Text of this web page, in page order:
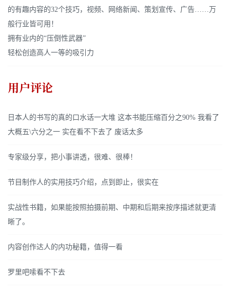
的有趣内容的32个技巧，视频、网络新闻、策划宣传、广告……万
般行业皆可用！
拥有业内的“压倒性武器”
轻松创造高人一等的吸引力
用户评论
日本人的书写的真的口水话一大堆 这本书能压缩百分之90% 我看了
大概五\六分之一 实在看不下去了 废话太多
专家级分享，把小事讲透，很难、很棒！
节目制作人的实用技巧介绍，点到即止，很实在
实战性书籍，如果能按照拍摄前期、中期和后期来按序描述就更清
晰了。
内容创作达人的内功秘籍，值得一看
罗里吧嗦看不下去